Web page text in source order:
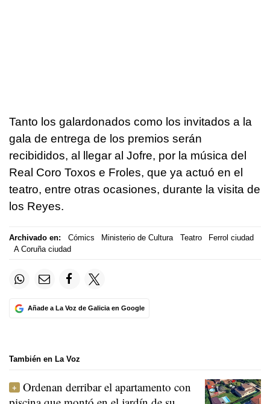
Tanto los galardonados como los invitados a la
gala de entrega de los premios serán
recibididos, al llegar al Jofre, por la música del
Real Coro Toxos e Froles, que ya actuó en el
teatro, entre otras ocasiones, durante la visita de
los Reyes.
Archivado en: Cómics Ministerio de Cultura Teatro
Ferrol ciudad
A Coruña ciudad
Añade a La Voz de Galicia en Google
También en La Voz
Ordenan derribar el apartamento con